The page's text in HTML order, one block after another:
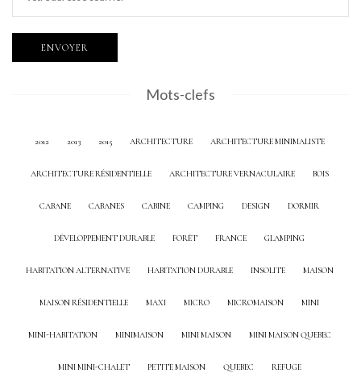
Mots-clefs
2012 2013 2015 ARCHITECTURE ARCHITECTURE MINIMALISTE
ARCHITECTURE RÉSIDENTIELLE ARCHITECTURE VERNACULAIRE BOIS
CABANE CABANES CABINE CAMPING DESIGN DORMIR
DÉVELOPPEMENT DURABLE FORÊT FRANCE GLAMPING
HABITATION ALTERNATIVE HABITATION DURABLE INSOLITE MAISON
MAISON RÉSIDENTIELLE MAXI MICRO MICROMAISON MINI
MINI-HABITATION MINIMAISON MINI MAISON MINI MAISON QUEBEC
MINI MINI-CHALET PETITE MAISON QUEBEC REFUGE